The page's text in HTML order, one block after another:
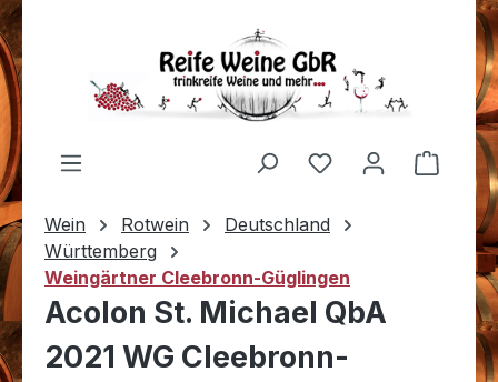
Zum Hauptinhalt springen
Du hast 0
Wein Rotwein
Deutschland
Württemberg
Weingärtner Cleebronn-Güglingen
Acolon St. Michael QbA
2021 WG Cleebronn-